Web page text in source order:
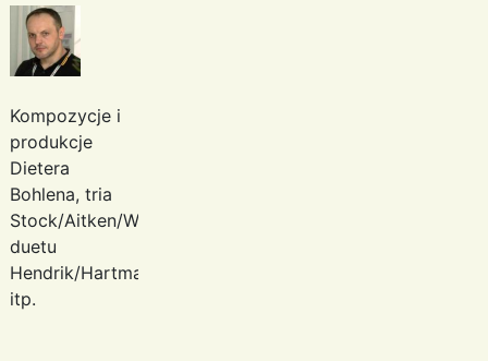
Kompozycje i
produkcje
Dietera
Bohlena, tria
Stock/Aitken/Waterman,
duetu
Hendrik/Hartmann
itp.